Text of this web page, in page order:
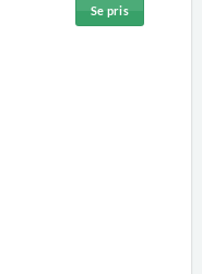
Se pris